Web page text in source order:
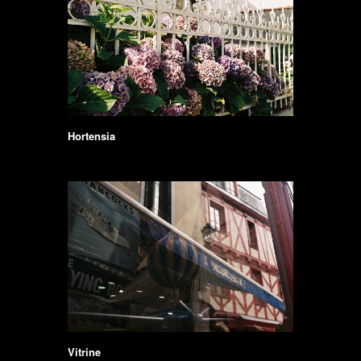
Hortensia
Vitrine